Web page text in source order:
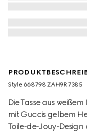
Style ‎668798 ZAH9R 7385
Die Tasse aus
mit Guccis gelbem
Toile-de-Jouy-Design